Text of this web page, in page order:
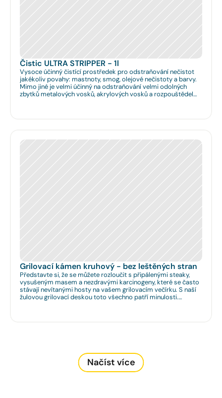
Čistic ULTRA STRIPPER - 1l
Vysoce účinný čistící prostředek pro odstraňování nečistot
jakékoliv povahy: mastnoty, smog, olejové nečistoty a barvy.
Mimo jiné je velmi účinný na odstraňování velmi odolných
zbytků metalových vosků, akrylových vosků a rozpouštědel
Grilovací kámen kruhový - bez leštěných stran
Představte si, že se můžete rozloučit s připálenými steaky,
vysušeným masem a nezdravými karcinogeny, které se často
stávají nevítanými hosty na vašem grilovacím večírku. S naší
žulovou grilovací deskou toto všechno patří minulosti.
Načíst více